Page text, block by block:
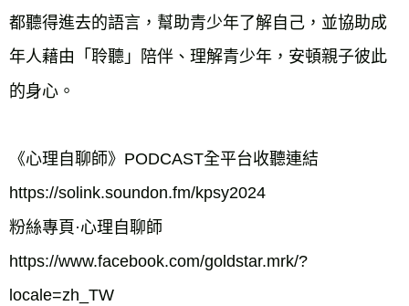
都聽得進去的語言，幫助青少年了解自己，並協助成
年人藉由「聆聽」陪伴、理解青少年，安頓親子彼此
的身心。
《心理自聊師》PODCAST全平台收聽連結
https://solink.soundon.fm/kpsy2024
粉絲專頁·心理自聊師
https://www.facebook.com/goldstar.mrk/?
locale=zh_TW